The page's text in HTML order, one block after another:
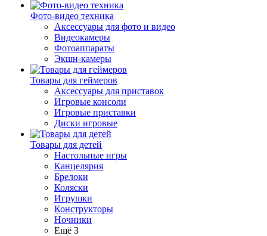
Фото-видео техника
Аксессуары для фото и видео
Видеокамеры
Фотоаппараты
Экшн-камеры
Товары для геймеров
Аксессуары для приставок
Игровые консоли
Игровые приставки
Диски игровые
Товары для детей
Настольные игры
Канцелярия
Брелоки
Коляски
Игрушки
Конструкторы
Ночники
Ещё 3